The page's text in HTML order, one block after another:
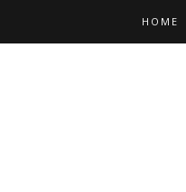
HOME